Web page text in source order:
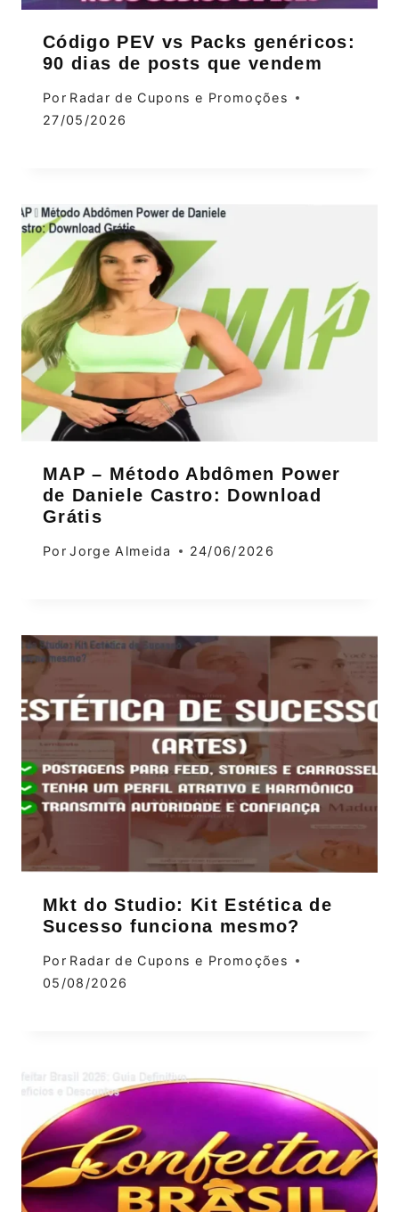
Código PEV vs Packs genéricos:
90 dias de posts que vendem
Por Radar de Cupons e Promoções
27/05/2026
MAP – Método Abdômen Power
de Daniele Castro: Download
Grátis
Por Jorge Almeida 24/06/2026
Mkt do Studio: Kit Estética de
Sucesso funciona mesmo?
Por Radar de Cupons e Promoções
05/08/2026